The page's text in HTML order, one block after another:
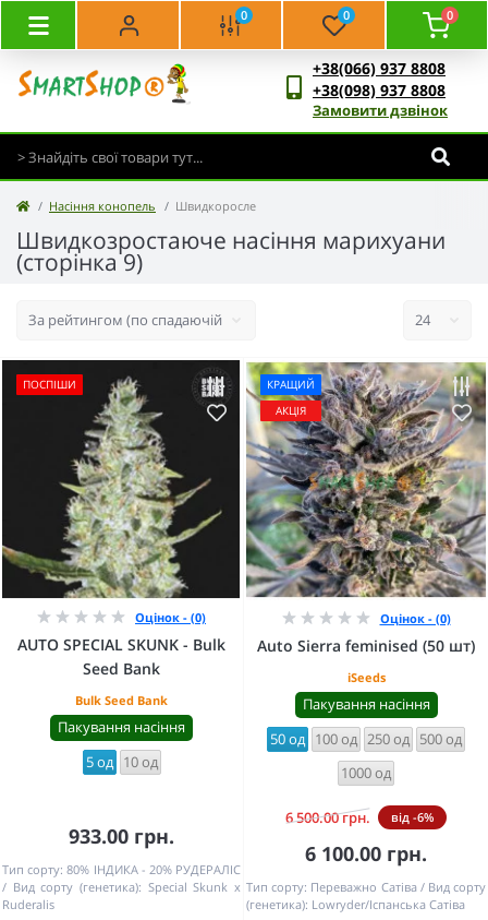
0 0 0
+38(066) 937 8808
+38(098) 937 8808
Замовити дзвінок
Насіння конопель Швидкоросле
Швидкозростаюче насіння марихуани
(сторінка 9)
ПОСПІШИ
Оцінок - (0)
AUTO SPECIAL SKUNK - Bulk
Seed Bank
Bulk Seed Bank
Пакування насіння
5 од 10 од
933.00 грн.
Тип сорту: 80% ІНДИКА - 20% РУДЕРАЛІС
Вид сорту (генетика): Special Skunk x
Ruderalis
КРАЩИЙ
АКЦІЯ
Оцінок - (0)
Auto Sierra feminised (50 шт)
iSeeds
Пакування насіння
50 од 100 од 250 од 500 од
1000 од
6 500.00 грн. від -6%
6 100.00 грн.
Тип сорту: Переважно Сатіва
Вид сорту
(генетика): Lowryder/Іспанська Сатіва